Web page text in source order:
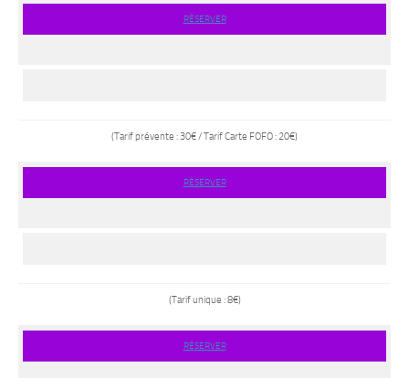
RÉSERVER
(Tarif prévente : 30€ / Tarif Carte FOFO : 20€)
RÉSERVER
(Tarif unique : 8€)
RÉSERVER